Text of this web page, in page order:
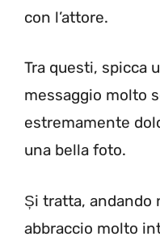
con l’attore.
Tra questi, spicca
messaggio molto
estremamente
una bella foto.
Și tratta, andando
abbraccio molto